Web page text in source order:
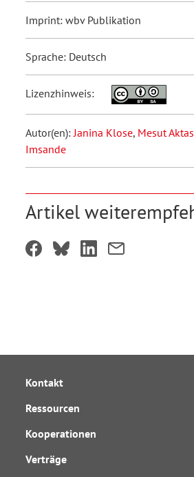
Imprint: wbv Publikation
Sprache: Deutsch
Lizenzhinweis:
Autor(en): Janina Klose, Mesut Aktas
Imsande
Artikel
Kontakt
Ressourcen
Kooperationen
Verträge